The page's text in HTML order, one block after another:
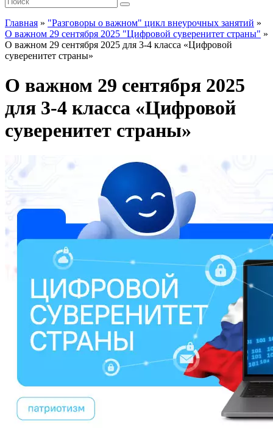
Главная » "Разговоры о важном" цикл внеурочных занятий »
О важном 29 сентября 2025 "Цифровой суверенитет страны" »
О важном 29 сентября 2025 для 3-4 класса «Цифровой
суверенитет страны»
О важном 29 сентября 2025
для 3-4 класса «Цифровой
суверенитет страны»